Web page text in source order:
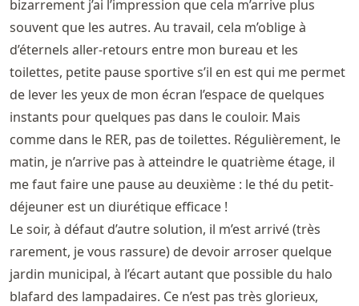
bizarrement j’ai l’impression que cela m’arrive plus
souvent que les autres. Au travail, cela m’oblige à
d’éternels aller-retours entre mon bureau et les
toilettes, petite pause sportive s’il en est qui me permet
de lever les yeux de mon écran l’espace de quelques
instants pour quelques pas dans le couloir. Mais
comme dans le RER, pas de toilettes. Régulièrement, le
matin, je n’arrive pas à atteindre le quatrième étage, il
me faut faire une pause au deuxième : le thé du petit-
déjeuner est un diurétique efficace !
Le soir, à défaut d’autre solution, il m’est arrivé (très
rarement, je vous rassure) de devoir arroser quelque
jardin municipal, à l’écart autant que possible du halo
blafard des lampadaires. Ce n’est pas très glorieux,